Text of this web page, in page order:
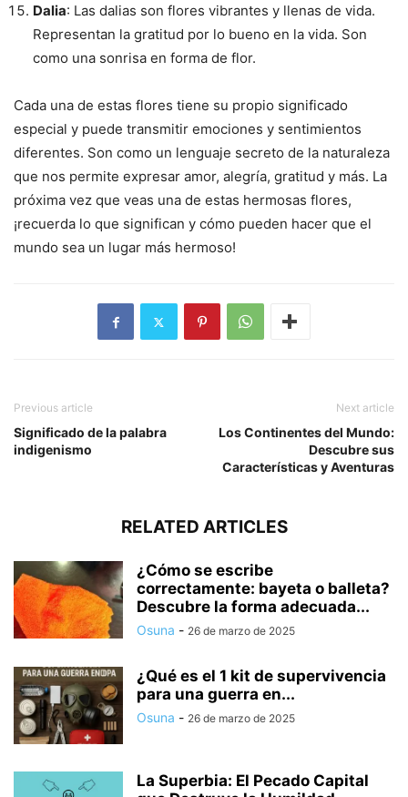
Dalia: Las dalias son flores vibrantes y llenas de vida.
Representan la gratitud por lo bueno en la vida. Son
como una sonrisa en forma de flor.
Cada una de estas flores tiene su propio significado
especial y puede transmitir emociones y sentimientos
diferentes. Son como un lenguaje secreto de la naturaleza
que nos permite expresar amor, alegría, gratitud y más. La
próxima vez que veas una de estas hermosas flores,
¡recuerda lo que significan y cómo pueden hacer que el
mundo sea un lugar más hermoso!
Previous article
Significado de la palabra
indigenismo
Next article
Los Continentes del Mundo:
Descubre sus
Características y Aventuras
RELATED ARTICLES
¿Cómo se escribe
correctamente: bayeta o balleta?
Descubre la forma adecuada...
Osuna - 26 de marzo de 2025
¿Qué es el 1 kit de supervivencia
para una guerra en...
Osuna - 26 de marzo de 2025
La Superbia: El Pecado Capital